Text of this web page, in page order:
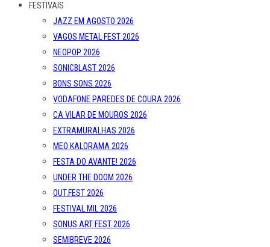
FESTIVAIS
JAZZ EM AGOSTO 2026
VAGOS METAL FEST 2026
NEOPOP 2026
SONICBLAST 2026
BONS SONS 2026
VODAFONE PAREDES DE COURA 2026
CA VILAR DE MOUROS 2026
EXTRAMURALHAS 2026
MEO KALORAMA 2026
FESTA DO AVANTE! 2026
UNDER THE DOOM 2026
OUT.FEST 2026
FESTIVAL MIL 2026
SONUS ART FEST 2026
SEMIBREVE 2026